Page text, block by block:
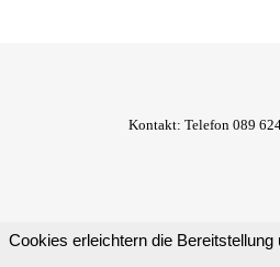
Kontakt: Telefon 089
Cookies erleichtern die